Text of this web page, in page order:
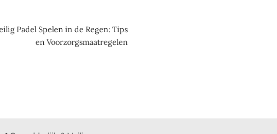
Padel Spelen in de Regen: Tips
en Voorzorgsmaatregelen